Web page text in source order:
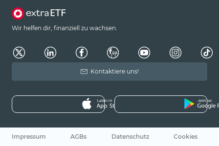
Wir helfen dir, finanziell zu wachsen.
Kontaktiere uns!
Impressum AGBs Datenschutz
Cookies